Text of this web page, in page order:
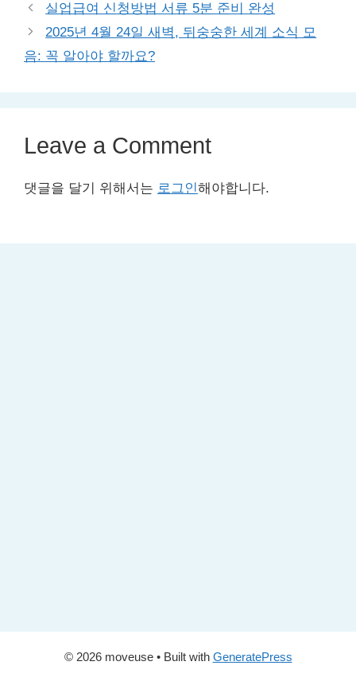
실업급여 신청방법 서류 5분 준비 완성
2025년 4월 24일 새벽, 뒤숭숭한 세계 소식 모
음: 꼭 알아야 할까요?
Leave a Comment
댓글을 달기 위해서는 로그인해야합니다.
© 2026 moveuse• Built with GeneratePress